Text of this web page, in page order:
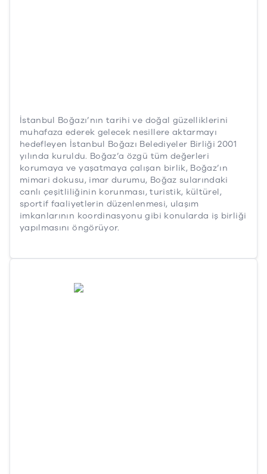
İstanbul Boğazı’nın tarihi ve doğal güzelliklerini
muhafaza ederek gelecek nesillere aktarmayı
hedefleyen İstanbul Boğazı Belediyeler Birliği 2001
yılında kuruldu. Boğaz’a özgü tüm değerleri
korumaya ve yaşatmaya çalışan birlik, Boğaz’ın
mimari dokusu, imar durumu, Boğaz sularındaki
canlı çeşitliliğinin korunması, turistik, kültürel,
sportif faaliyetlerin düzenlenmesi, ulaşım
imkanlarının koordinasyonu gibi konularda iş birliği
yapılmasını öngörüyor.